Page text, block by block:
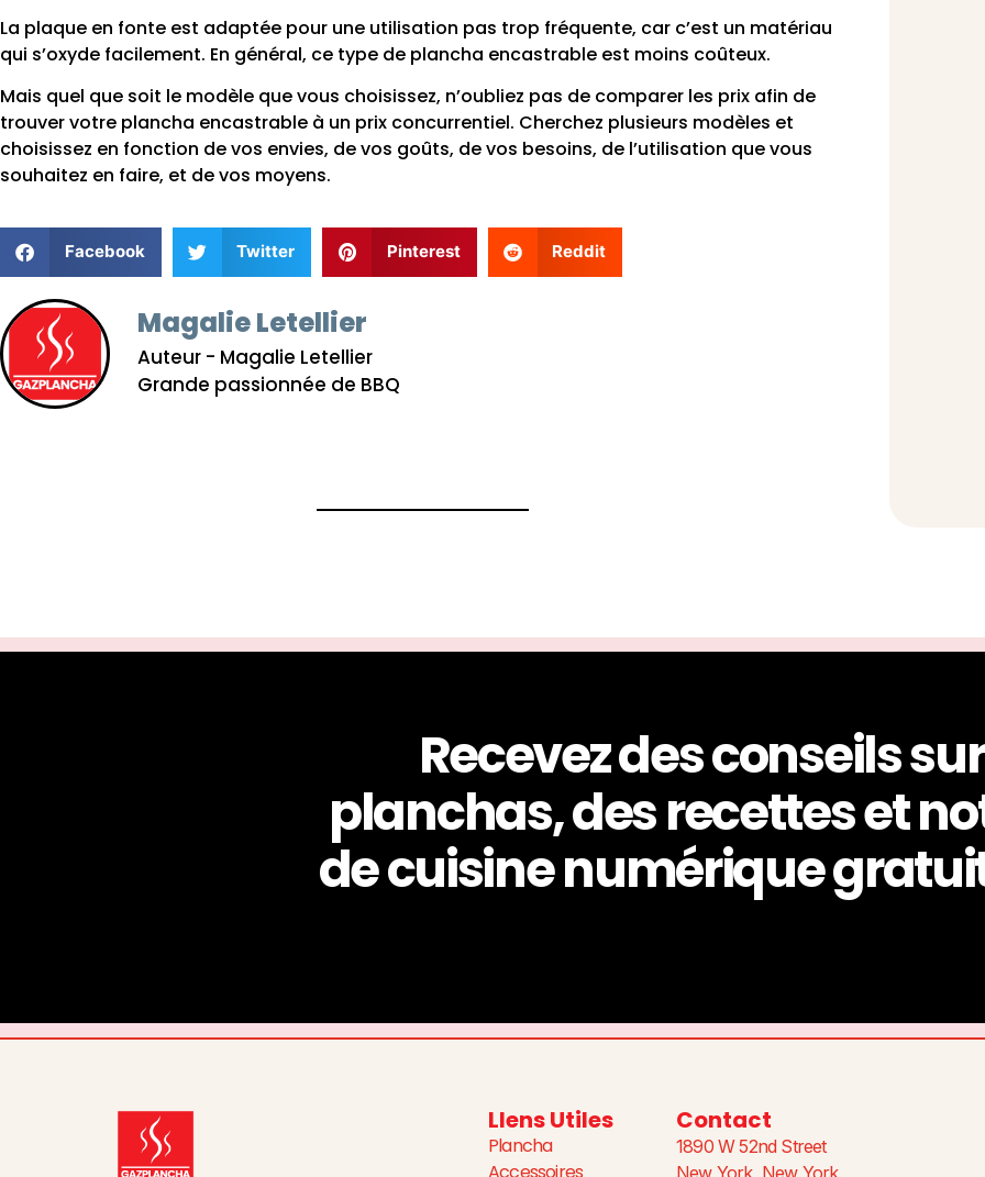
La plaque en fonte est adaptée pour une utilisation pas trop fréquente, car c’est un matériau
qui s’oxyde facilement. En général, ce type de plancha encastrable est moins coûteux.
Mais quel que soit le modèle que vous choisissez, n’oubliez pas de comparer les prix afin de
trouver votre plancha encastrable à un prix concurrentiel. Cherchez plusieurs modèles et
choisissez en fonction de vos envies, de vos goûts, de vos besoins, de l’utilisation que vous
souhaitez en faire, et de vos moyens.
Facebook Twitter Pinterest Reddit
Magalie Letellier
Auteur - Magalie Letellier
Grande passionnée de BBQ
Recevez des conseils
planchas, des recettes et
de cuisine numérique
LIens Utiles
Plancha
Accessoires
Contact
1890 W 52nd Street
New York, New York